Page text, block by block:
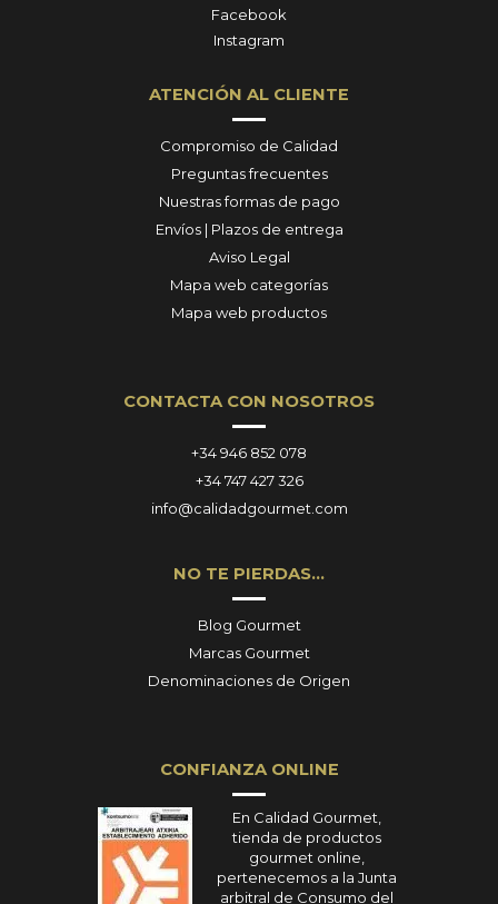
Facebook
Instagram
ATENCIÓN AL CLIENTE
Compromiso de Calidad
Preguntas frecuentes
Nuestras formas de pago
Envíos | Plazos de entrega
Aviso Legal
Mapa web categorías
Mapa web productos
CONTACTA CON NOSOTROS
+34 946 852 078
+34 747 427 326
info@calidadgourmet.com
NO TE PIERDAS…
Blog Gourmet
Marcas Gourmet
Denominaciones de Origen
CONFIANZA ONLINE
En Calidad Gourmet,
tienda de productos
gourmet online,
pertenecemos a la Junta
arbitral de Consumo del